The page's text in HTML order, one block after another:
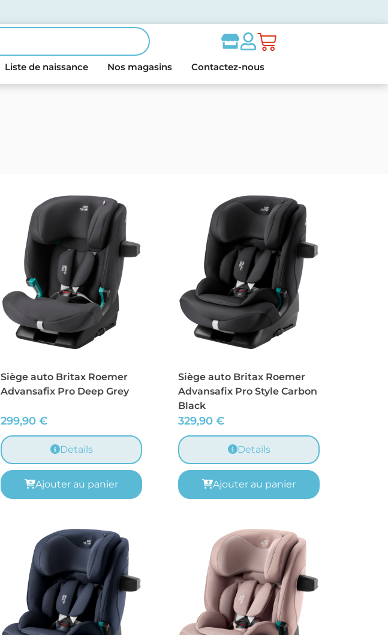
Liste de naissance Nos magasins Contactez-nous
Siège auto Britax Roemer
Advansafix Pro Deep Grey
299,90 €
Details
Ajouter au panier
Siège auto Britax Roemer
Advansafix Pro Style Carbon
Black
329,90 €
Details
Ajouter au panier